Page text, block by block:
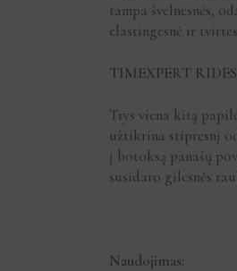
tampa švelnesnės,
elastingesnė ir
TIMEXPERT
Trys viena kitą
užtikrina stipresnį
į botoksą panašų
susidaro gilesnės
Naudojimas: